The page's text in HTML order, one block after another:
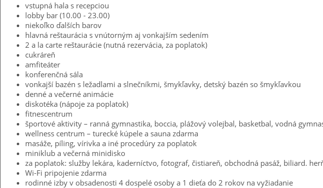
vstupná hala s recepciou
lobby bar (10.00 - 23.00)
niekoľko ďalších barov
hlavná reštaurácia s vnútorným aj vonkajším sedením
2 a la carte reštaurácie (nutná rezervácia, za poplatok)
cukráreň
amfiteáter
konferenčná sála
vonkajší bazén s ležadlami a slnečníkmi, šmykľavky, detský bazén so šmykľavkou
denné a večerné animácie
diskotéka (nápoje za poplatok)
fitnescentrum
športové aktivity – ranná gymnastika, boccia, plážový volejbal, basketbal, vodná
wellness centrum – turecké kúpele a sauna zdarma
masáže, píling, vírivka a iné procedúry za poplatok
miniklub a večerná minidisko
za poplatok: služby lekára, kaderníctvo, fotograf, čistiareň, obchodná pasáž, biliard.
Wi-Fi pripojenie zdarma
rodinné izby v obsadenosti 4 dospelé osoby a 1 dieťa do 2 rokov na vyžiadanie